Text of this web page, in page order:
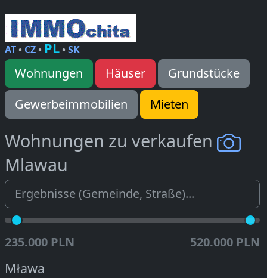
AT• CZ• PL•SK
Wohnungen Häuser
Grundstücke
Gewerbeimmobilien
Mieten
Wohnungen zu verkaufen
Mlawau
235.000 PLN 520.000 PLN
Mława